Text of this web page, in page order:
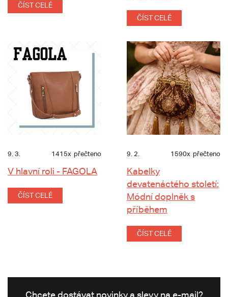
ČÍST CELÉ
ČÍST CELÉ
9. 3. 1415x přečteno
V hlavní roli - FAGOLA
ČÍST CELÉ
9. 2. 1590x přečteno
Kabelky
devatenáctého století:
Módní doplněk s
příběhem
ČÍST CELÉ
Chcete dostávat novinky a slevy na e-mail?